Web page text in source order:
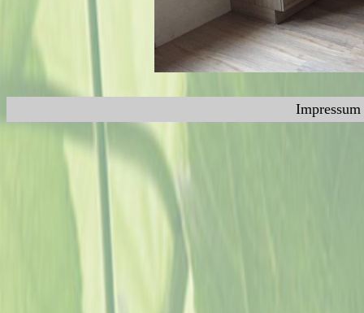
Impressum